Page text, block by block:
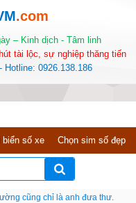
.com
– Kinh dịch - Tâm linh
tài lộc, sự nghiệp thăng tiến
0926.138.186
biển số xe Chọn sim số đẹp
cũng chỉ là anh đưa thư.